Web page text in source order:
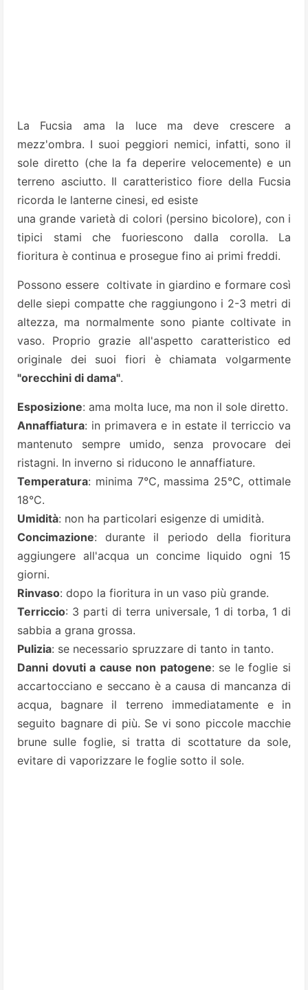
La Fucsia ama la luce ma deve crescere a
mezz'ombra. I suoi peggiori nemici, infatti, sono il
sole diretto (che la fa deperire velocemente) e un
terreno asciutto. Il caratteristico fiore della Fucsia
ricorda le lanterne cinesi, ed esiste
una grande varietà di colori (persino bicolore), con i
tipici stami che fuoriescono dalla corolla. La
fioritura è continua e prosegue fino ai primi freddi.
Possono essere coltivate in giardino e formare così
delle siepi compatte che raggiungono i 2-3 metri di
altezza, ma normalmente sono piante coltivate in
vaso. Proprio grazie all'aspetto caratteristico ed
originale dei suoi fiori è chiamata volgarmente
"orecchini di dama".
Esposizione: ama molta luce, ma non il sole diretto.
Annaffiatura: in primavera e in estate il terriccio va
mantenuto sempre umido, senza provocare dei
ristagni. In inverno si riducono le annaffiature.
Temperatura: minima 7°C, massima 25°C, ottimale
18°C.
Umidità: non ha particolari esigenze di umidità.
Concimazione: durante il periodo della fioritura
aggiungere all'acqua un concime liquido ogni 15
giorni.
Rinvaso: dopo la fioritura in un vaso più grande.
Terriccio: 3 parti di terra universale, 1 di torba, 1 di
sabbia a grana grossa.
Pulizia: se necessario spruzzare di tanto in tanto.
Danni dovuti a cause non patogene: se le foglie si
accartocciano e seccano è a causa di mancanza di
acqua, bagnare il terreno immediatamente e in
seguito bagnare di più. Se vi sono piccole macchie
brune sulle foglie, si tratta di scottature da sole,
evitare di vaporizzare le foglie sotto il sole.